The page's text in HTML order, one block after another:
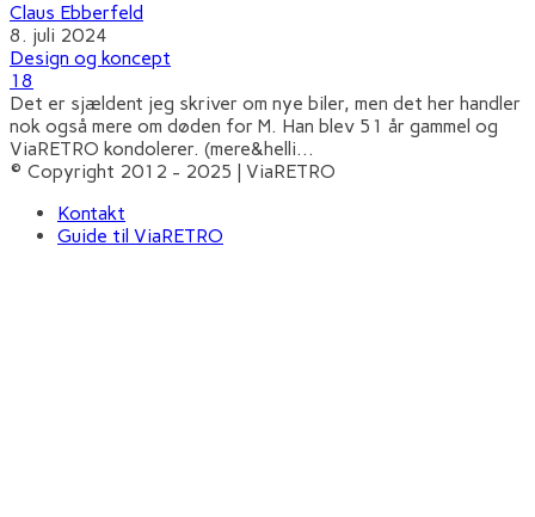
Claus Ebberfeld
8. juli 2024
Design og koncept
18
Det er sjældent jeg skriver om nye biler, men det her handler
nok også mere om døden for M. Han blev 51 år gammel og
ViaRETRO kondolerer. (mere&helli...
© Copyright 2012 - 2025 | ViaRETRO
Kontakt
Guide til ViaRETRO